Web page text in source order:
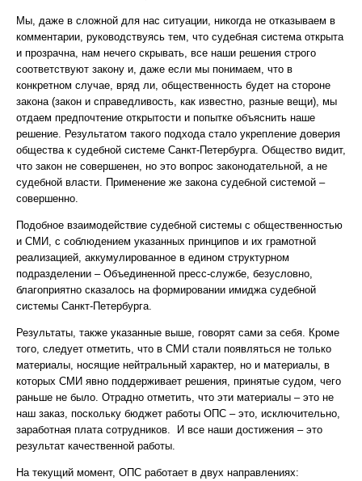
Мы, даже в сложной для нас ситуации, никогда не отказываем в
комментарии, руководствуясь тем, что судебная система открыта
и прозрачна, нам нечего скрывать, все наши решения строго
соответствуют закону и, даже если мы понимаем, что в
конкретном случае, вряд ли, общественность будет на стороне
закона (закон и справедливость, как известно, разные вещи), мы
отдаем предпочтение открытости и попытке объяснить наше
решение. Результатом такого подхода стало укрепление доверия
общества к судебной системе Санкт-Петербурга. Общество видит,
что закон не совершенен, но это вопрос законодательной, а не
судебной власти. Применение же закона судебной системой –
совершенно.
Подобное взаимодействие судебной системы с общественностью
и СМИ, с соблюдением указанных принципов и их грамотной
реализацией, аккумулированное в едином структурном
подразделении – Объединенной пресс-службе, безусловно,
благоприятно сказалось на формировании имиджа судебной
системы Санкт-Петербурга.
Результаты, также указанные выше, говорят сами за себя. Кроме
того, следует отметить, что в СМИ стали появляться не только
материалы, носящие нейтральный характер, но и материалы, в
которых СМИ явно поддерживает решения, принятые судом, чего
раньше не было. Отрадно отметить, что эти материалы – это не
наш заказ, поскольку бюджет работы ОПС – это, исключительно,
заработная плата сотрудников. И все наши достижения – это
результат качественной работы.
На текущий момент, ОПС работает в двух направлениях: